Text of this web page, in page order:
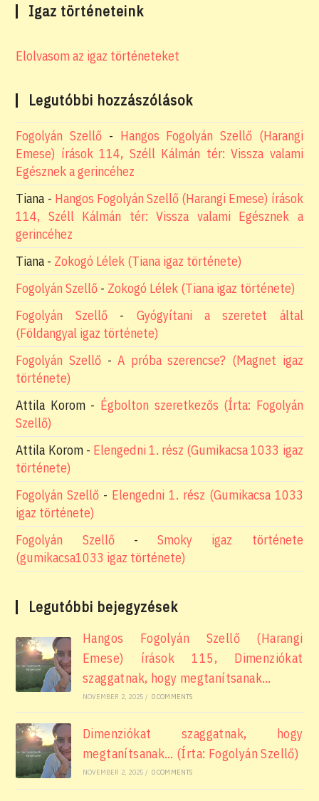
Igaz történeteink
Elolvasom az igaz történeteket
Legutóbbi hozzászólások
Fogolyán Szellő - Hangos Fogolyán Szellő (Harangi
Emese) írások 114, Széll Kálmán tér: Vissza valami
Egésznek a gerincéhez
Tiana - Hangos Fogolyán Szellő (Harangi Emese) írások
114, Széll Kálmán tér: Vissza valami Egésznek a
gerincéhez
Tiana - Zokogó Lélek (Tiana igaz története)
Fogolyán Szellő - Zokogó Lélek (Tiana igaz története)
Fogolyán Szellő- Gyógyítani a szeretet által
(Földangyal igaz története)
Fogolyán Szellő -A próba szerencse? (Magnet igaz
története)
Attila Korom- Égbolton szeretkezős (Írta: Fogolyán
Szellő)
Attila Korom- Elengedni 1. rész (Gumikacsa 1033 igaz
története)
Fogolyán Szellő - Elengedni 1. rész (Gumikacsa 1033
igaz története)
Fogolyán Szellő-Smoky igaz története
(gumikacsa1033 igaz története)
Legutóbbi bejegyzések
Hangos Fogolyán Szellő (Harangi
Emese) írások 115, Dimenziókat
szaggatnak, hogy megtanítsanak…
NOVEMBER 2, 2025 / 0 COMMENTS
Dimenziókat szaggatnak, hogy
megtanítsanak… (Írta: Fogolyán Szellő)
NOVEMBER 2, 2025 / 0 COMMENTS